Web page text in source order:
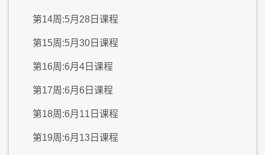
第14周:5月28日课程
第15周:5月30日课程
第16周:6月4日课程
第17周:6月6日课程
第18周:6月11日课程
第19周:6月13日课程